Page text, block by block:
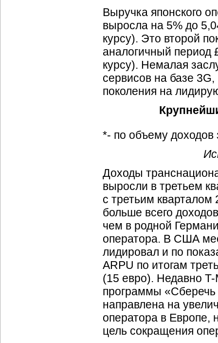
Выручка японского
выросла на 5% до
курсу). Это второй
аналогичный период
курсу). Немалая
сервисов на базе
поколения на
*- по объему
Доходы
выросли в третьем
с третьим кварталом
больше всего
чем в родной
оператора. В США
лидировал и по
ARPU по итогам
(15 евро). Недавно T-
программы «Сберечь
направлена на
оператора в Европе,
цель сокращения